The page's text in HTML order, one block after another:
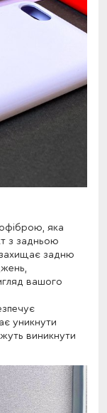
яка
з задньою
задню
вашого
уникнути
виникнути